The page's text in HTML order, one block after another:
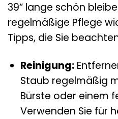
39“ lange schön
regelmäßige Pflege
Tipps, die Sie
Reinigung:
Staub regelmäßig
Bürste oder einem
Verwenden Sie für